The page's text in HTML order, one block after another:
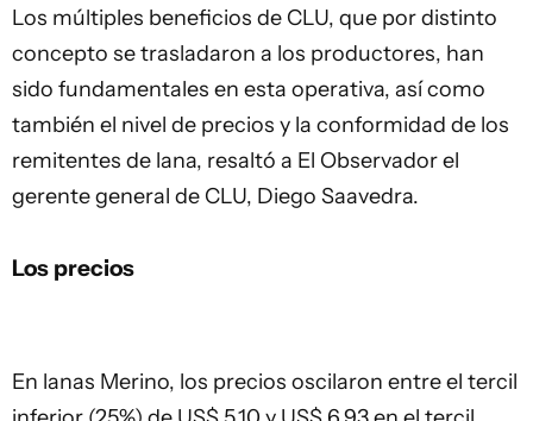
Los múltiples beneficios de CLU, que por distinto
concepto se trasladaron a los productores, han
sido fundamentales en esta operativa, así como
también el nivel de precios y la conformidad de los
remitentes de lana, resaltó a El Observador el
gerente general de CLU, Diego Saavedra.
Los precios
En lanas Merino, los precios oscilaron entre el tercil